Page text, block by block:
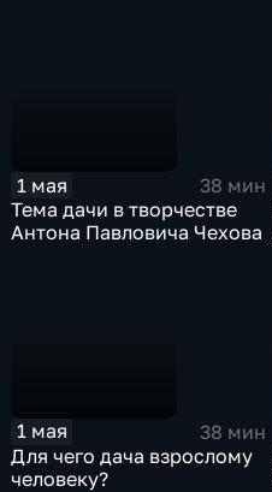
1 мая
38 мин
Тема дачи в творчестве
Антона Павловича Чехова
1 мая
38 мин
Для чего дача взрослому
человеку?